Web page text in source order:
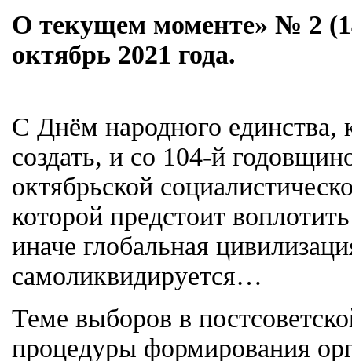
О текущем моменте» № 2
октябрь 2021 года.
С Днём народного единства,
создать, и со 104-й
октябрьской
которой предстоит
иначе глобальная
самоликвидируется…
Теме выборов в
процедуры формирования